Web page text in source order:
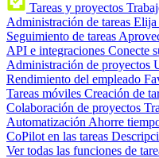
Tareas y proyectos
Administración de tareas Elija
Seguimiento de tareas
API e integraciones Conecte
Administración de proyectos
Rendimiento del empleado
Tareas móviles Creación de
Colaboración de proyectos
Automatización Ahorre
CoPilot en las tareas
Ver todas las funciones de